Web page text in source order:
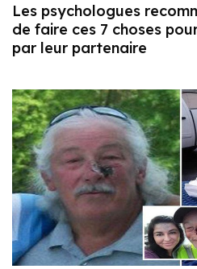
Les psychologues
de faire ces 7 choses
par leur partenaire